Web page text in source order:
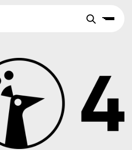
Sortiment
minerální podklady